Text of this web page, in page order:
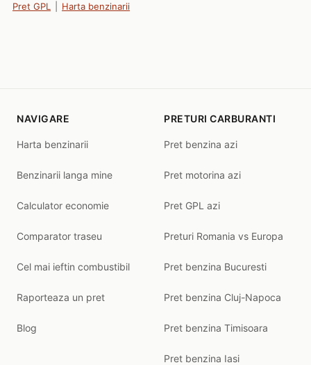
Pret GPL Harta benzinarii
NAVIGARE
Harta benzinarii
Benzinarii langa mine
Calculator economie
Comparator traseu
Cel mai ieftin combustibil
Raporteaza un pret
Blog
PRETURI CARBURANTI
Pret benzina azi
Pret motorina azi
Pret GPL azi
Preturi Romania vs Europa
Pret benzina Bucuresti
Pret benzina Cluj-Napoca
Pret benzina Timisoara
Pret benzina Iasi